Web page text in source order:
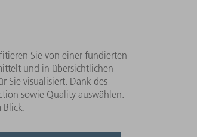
Sie von einer fundierten
und in übersichtlichen
Sie visualisiert. Dank des
sowie Quality auswählen.​
Blick.